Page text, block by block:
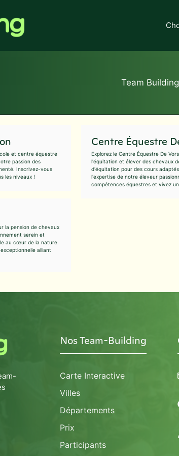
Team Building
et centre équestre
passion des
Inscrivez-vous
les niveaux !
Centre Équestre
Explorez le Centre Équestre De
l'équitation et élever des chevaux
d'équitation pour des cours
l'expertise de notre éleveur
compétences équestres et vivez
la pension de chevaux
serein et
au cœur de la nature.
alliant
Nos Team-Building
Carte Interactive
Villes
Départements
Prix
Participants